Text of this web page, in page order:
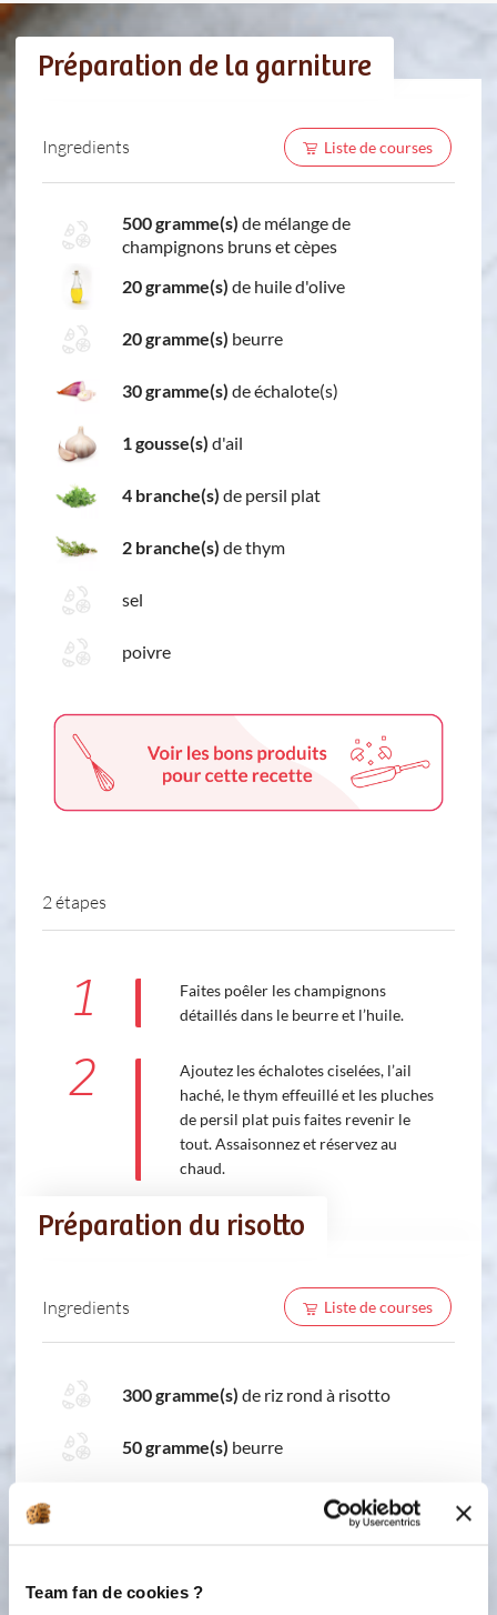
Team fan de cookies ?
Préparation de la garniture
Ingredients Liste de courses
500 gramme(s) de mélange de
champignons bruns et cèpes
20 gramme(s) de huile d'olive
20 gramme(s) beurre
30 gramme(s) de échalote(s)
1 gousse(s) d'ail
4 branche(s) de persil plat
2 branche(s) de thym
sel
poivre
2 étapes
1
Faites poêler les champignons
détaillés dans le beurre et l’huile.
2
Ajoutez les échalotes ciselées, l’ail
haché, le thym effeuillé et les pluches
de persil plat puis faites revenir le
tout. Assaisonnez et réservez au
chaud.
Préparation du risotto
Ingredients Liste de courses
300 gramme(s) de riz rond à risotto
50 gramme(s) beurre
de vin blanc
50 gramme(s)